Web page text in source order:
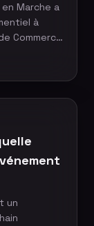
Marche a
à
Commerce
a
des
photo, la
la remise
un